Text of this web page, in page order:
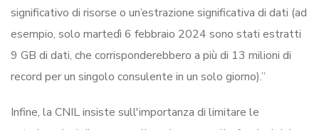
significativo di risorse o un’estrazione significativa di dati (ad
esempio, solo martedì 6 febbraio 2024 sono stati estratti
9 GB di dati, che corrisponderebbero a più di 13 milioni di
record per un singolo consulente in un solo giorno).”
Infine, la CNIL insiste sull'importanza di limitare le